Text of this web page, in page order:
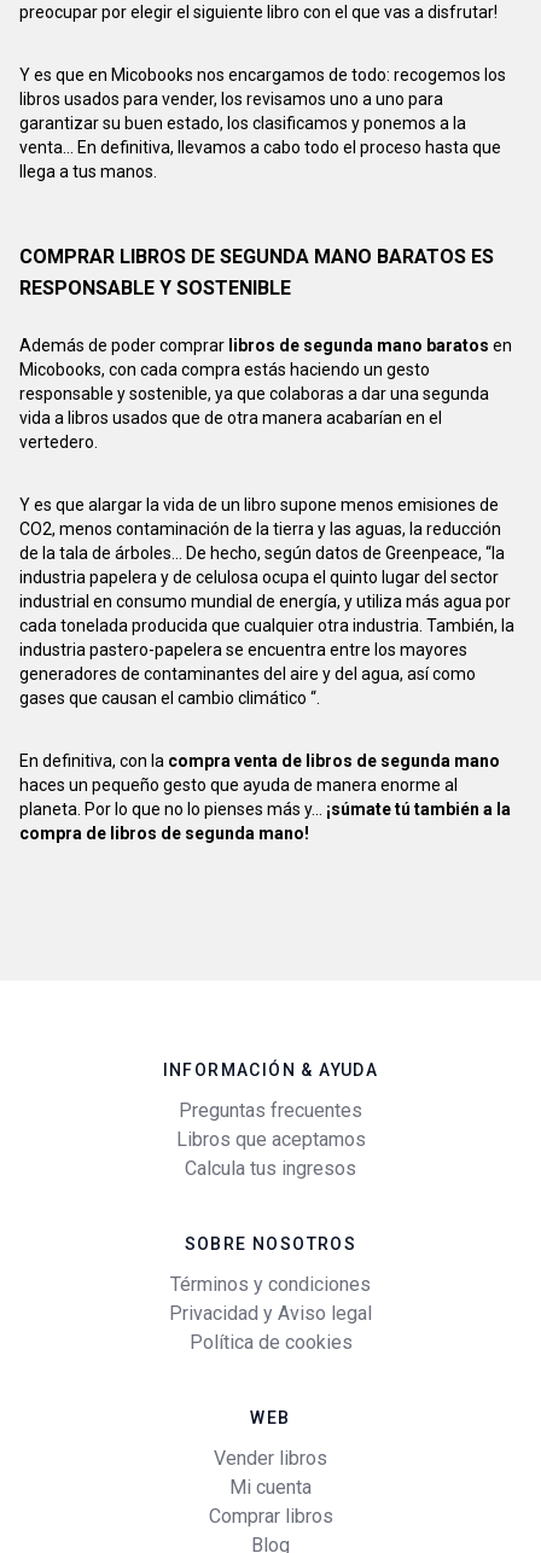
preocupar por elegir el siguiente libro con el que vas a disfrutar!
Y es que en Micobooks nos encargamos de todo: recogemos los
libros usados para vender, los revisamos uno a uno para
garantizar su buen estado, los clasificamos y ponemos a la
venta... En definitiva, llevamos a cabo todo el proceso hasta que
llega a tus manos.
COMPRAR LIBROS DE SEGUNDA MANO BARATOS ES
RESPONSABLE Y SOSTENIBLE
Además de poder comprar libros de segunda mano baratos en
Micobooks, con cada compra estás haciendo un gesto
responsable y sostenible, ya que colaboras a dar una segunda
vida a libros usados que de otra manera acabarían en el
vertedero.
Y es que alargar la vida de un libro supone menos emisiones de
CO2, menos contaminación de la tierra y las aguas, la reducción
de la tala de árboles... De hecho, según datos de Greenpeace, “la
industria papelera y de celulosa ocupa el quinto lugar del sector
industrial en consumo mundial de energía, y utiliza más agua por
cada tonelada producida que cualquier otra industria. También, la
industria pastero-papelera se encuentra entre los mayores
generadores de contaminantes del aire y del agua, así como
gases que causan el cambio climático “.
En definitiva, con la compra venta de libros de segunda mano
haces un pequeño gesto que ayuda de manera enorme al
planeta. Por lo que no lo pienses más y... ¡súmate tú también a la
compra de libros de segunda mano!
INFORMACIÓN & AYUDA
Preguntas frecuentes
Libros que aceptamos
Calcula tus ingresos
SOBRE NOSOTROS
Términos y condiciones
Privacidad y Aviso legal
Política de cookies
WEB
Vender libros
Mi cuenta
Comprar libros
Blog